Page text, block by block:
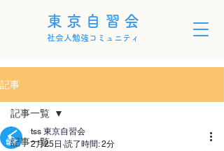
東京自習会
社会人勉強コミュニティ
記事
記事一覧
記事一覧
tss 東京自習会
2月25日 読了時間: 2分